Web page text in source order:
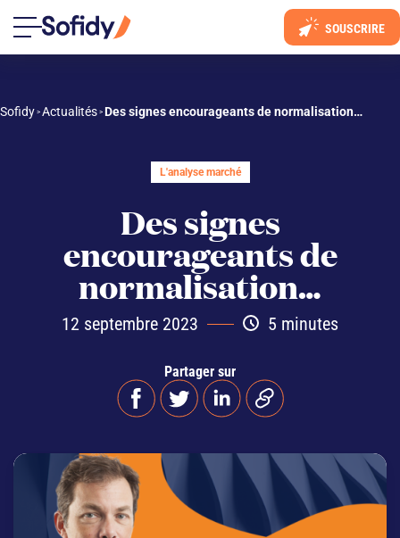
SOUSCRIRE
Sofidy > Actualités > Des signes encourageants de normalisation…
L'analyse marché
Des signes
encourageants de
normalisation…
12 septembre 2023 5 minutes
Partager sur